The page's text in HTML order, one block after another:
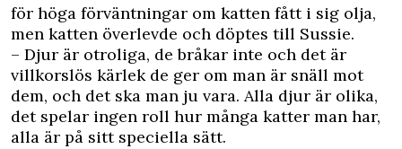
för höga förväntningar om katten fått i sig olja,
men katten överlevde och döptes till Sussie.
– Djur är otroliga, de bråkar inte och det är
villkorslös kärlek de ger om man är snäll mot
dem, och det ska man ju vara. Alla djur är olika,
det spelar ingen roll hur många katter man har,
alla är på sitt speciella sätt.